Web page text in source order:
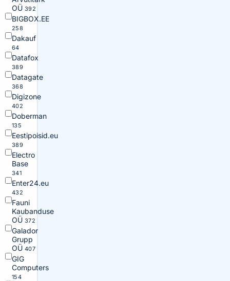
OÜ 392
BIGBOX.EE
258
Dakauf
64
Datafox
389
Datagate
368
Digizone
402
Doberman
135
Eestipoisid.eu
389
Electro
Base
341
Enter24.eu
432
Fauni
Kaubanduse
OÜ 372
Galador
Grupp
OÜ 407
GIG
Computers
154